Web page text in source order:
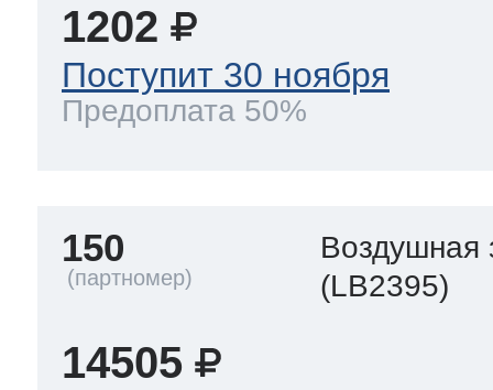
1202
Поступит 30 ноября
Предоплата 50%
150
Воздушная
(LB2395)
14505